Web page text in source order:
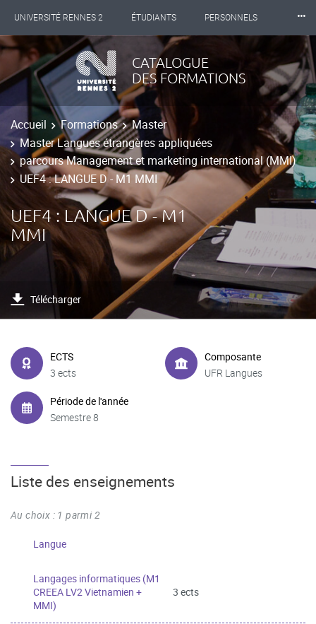
UNIVERSITÉ RENNES 2 ÉTUDIANTS PERSONNELS
INTERNATIONAL PROFESSIONNELS BIBLIOTHÈQUES
LES NOUVELLES DE RENNES 2
⸱⸱⸱
CATALOGUE
DES FORMATIONS
Accueil Formations
Master
Master Langues étrangères appliquées
parcours Management et marketing international (MMI)
UEF4 : LANGUE D - M1 MMI
UEF4 : LANGUE D - M1
MMI
Télécharger
ECTS
3 ects
Composante
UFR Langues
Période de l'année
Semestre 8
Liste des enseignements
Au choix : 1 parmi 2
Langue
Langages informatiques (M1
CREEA LV2 Vietnamien +
MMI)
3 ects